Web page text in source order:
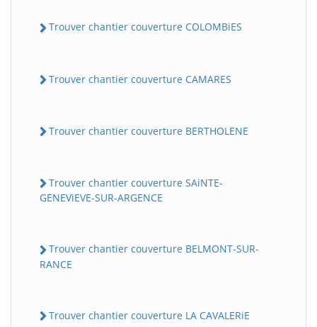
Trouver chantier couverture COLOMBiES
Trouver chantier couverture CAMARES
Trouver chantier couverture BERTHOLENE
Trouver chantier couverture SAiNTE-
GENEViEVE-SUR-ARGENCE
Trouver chantier couverture BELMONT-SUR-
RANCE
Trouver chantier couverture LA CAVALERiE